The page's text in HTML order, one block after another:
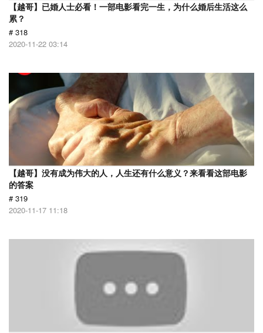
【越哥】已婚人士必看！一部电影看完一生，为什么婚后生活这么
累？
# 318
2020-11-22 03:14
【越哥】没有成为伟大的人，人生还有什么意义？来看看这部电影
的答案
# 319
2020-11-17 11:18